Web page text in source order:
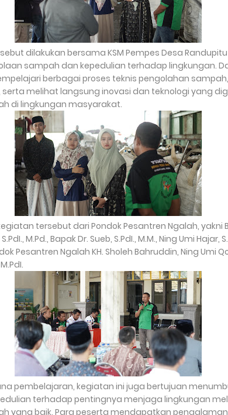
dilakukan bersama KSM Pempes Desa
sampah dan kepedulian terhadap lingkungan.
berbagai proses teknis pengolahan
melihat langsung inovasi dan teknologi yang
di lingkungan masyarakat.
tersebut dari Pondok Pesantren Ngalah, yakni
M.Pd., Bapak Dr. Sueb, S.PdI., M.M., Ning Umi Hajar,
Pesantren Ngalah KH. Sholeh Bahruddin, Ning Umi
pembelajaran, kegiatan ini juga bertujuan
terhadap pentingnya menjaga lingkungan
yang baik. Para peserta mendapatkan